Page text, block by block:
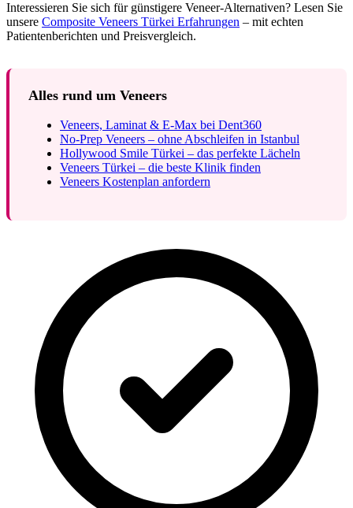
Interessieren Sie sich für günstigere Veneer-Alternativen? Lesen Sie
unsere Composite Veneers Türkei Erfahrungen – mit echten
Patientenberichten und Preisvergleich.
Alles rund um Veneers
Veneers, Laminat & E-Max bei Dent360
No-Prep Veneers – ohne Abschleifen in Istanbul
Hollywood Smile Türkei – das perfekte Lächeln
Veneers Türkei – die beste Klinik finden
Veneers Kostenplan anfordern